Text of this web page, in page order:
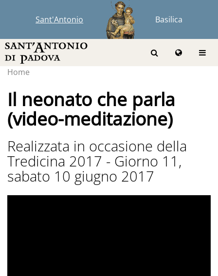
Sant'Antonio Basilica
Home
Il neonato che parla
(video-meditazione)
Realizzata in occasione della
Tredicina 2017 - Giorno 11,
sabato 10 giugno 2017